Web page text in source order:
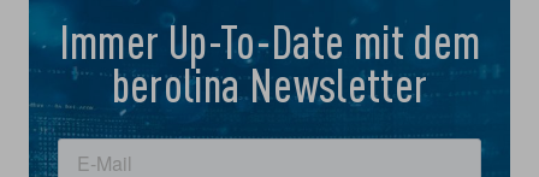
Immer Up-To-Date mit dem
berolina Newsletter